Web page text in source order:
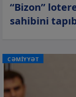
“Bizon”
sahibini
CƏMİYYƏT